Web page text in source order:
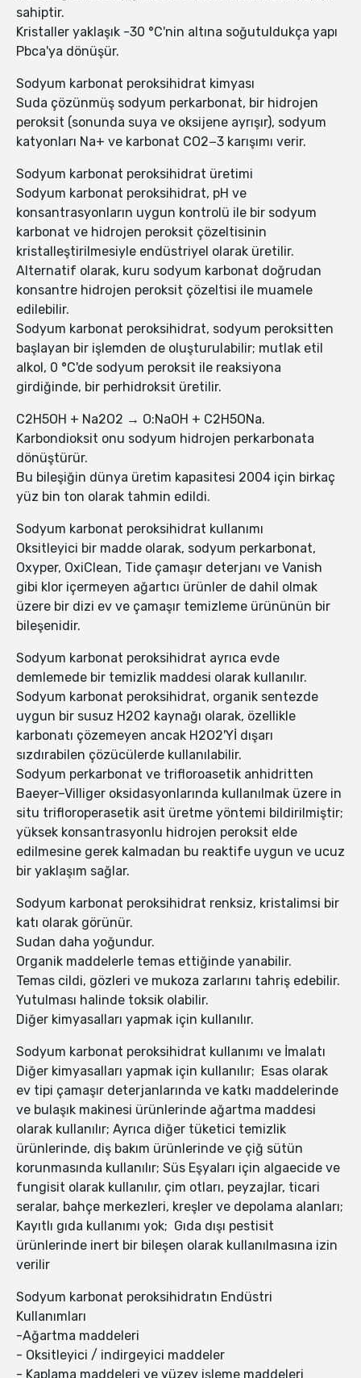
sahiptir.
Kristaller yaklaşık -30 °C'nin altına soğutuldukça yapı
Pbca'ya dönüşür.
Sodyum karbonat peroksihidrat kimyası
Suda çözünmüş sodyum perkarbonat, bir hidrojen
peroksit (sonunda suya ve oksijene ayrışır), sodyum
katyonları Na+ ve karbonat CO2−3 karışımı verir.
Sodyum karbonat peroksihidrat üretimi
Sodyum karbonat peroksihidrat, pH ve
konsantrasyonların uygun kontrolü ile bir sodyum
karbonat ve hidrojen peroksit çözeltisinin
kristalleştirilmesiyle endüstriyel olarak üretilir.
Alternatif olarak, kuru sodyum karbonat doğrudan
konsantre hidrojen peroksit çözeltisi ile muamele
edilebilir.
Sodyum karbonat peroksihidrat, sodyum peroksitten
başlayan bir işlemden de oluşturulabilir; mutlak etil
alkol, 0 °C'de sodyum peroksit ile reaksiyona
girdiğinde, bir perhidroksit üretilir.
C2H5OH + Na2O2 → O:NaOH + C2H5ONa.
Karbondioksit onu sodyum hidrojen perkarbonata
dönüştürür.
Bu bileşiğin dünya üretim kapasitesi 2004 için birkaç
yüz bin ton olarak tahmin edildi.
Sodyum karbonat peroksihidrat kullanımı
Oksitleyici bir madde olarak, sodyum perkarbonat,
Oxyper, OxiClean, Tide çamaşır deterjanı ve Vanish
gibi klor içermeyen ağartıcı ürünler de dahil olmak
üzere bir dizi ev ve çamaşır temizleme ürününün bir
bileşenidir.
Sodyum karbonat peroksihidrat ayrıca evde
demlemede bir temizlik maddesi olarak kullanılır.
Sodyum karbonat peroksihidrat, organik sentezde
uygun bir susuz H2O2 kaynağı olarak, özellikle
karbonatı çözemeyen ancak H2O2'Yİ dışarı
sızdırabilen çözücülerde kullanılabilir.
Sodyum perkarbonat ve trifloroasetik anhidritten
Baeyer–Villiger oksidasyonlarında kullanılmak üzere in
situ trifloroperasetik asit üretme yöntemi bildirilmiştir;
yüksek konsantrasyonlu hidrojen peroksit elde
edilmesine gerek kalmadan bu reaktife uygun ve ucuz
bir yaklaşım sağlar.
Sodyum karbonat peroksihidrat renksiz, kristalimsi bir
katı olarak görünür.
Sudan daha yoğundur.
Organik maddelerle temas ettiğinde yanabilir.
Temas cildi, gözleri ve mukoza zarlarını tahriş edebilir.
Yutulması halinde toksik olabilir.
Diğer kimyasalları yapmak için kullanılır.
Sodyum karbonat peroksihidrat kullanımı ve İmalatı
Diğer kimyasalları yapmak için kullanılır; Esas olarak
ev tipi çamaşır deterjanlarında ve katkı maddelerinde
ve bulaşık makinesi ürünlerinde ağartma maddesi
olarak kullanılır; Ayrıca diğer tüketici temizlik
ürünlerinde, diş bakım ürünlerinde ve çiğ sütün
korunmasında kullanılır; Süs Eşyaları için algaecide ve
fungisit olarak kullanılır, çim otları, peyzajlar, ticari
seralar, bahçe merkezleri, kreşler ve depolama alanları;
Kayıtlı gıda kullanımı yok; Gıda dışı pestisit
ürünlerinde inert bir bileşen olarak kullanılmasına izin
verilir
Sodyum karbonat peroksihidratın Endüstri
Kullanımları
-Ağartma maddeleri
- Oksitleyici / indirgeyici maddeler
- Kaplama maddeleri ve yüzey işleme maddeleri